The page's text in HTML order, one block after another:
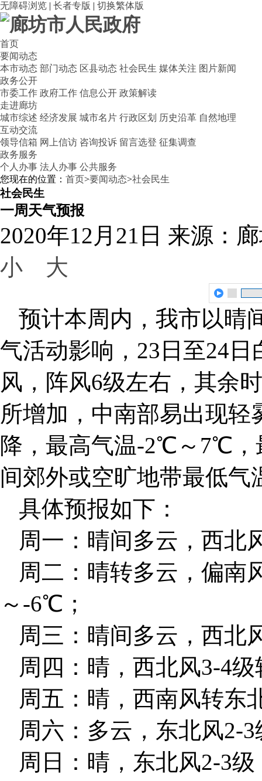
无障碍浏览 | 长者专版 | 切换繁体版
首页
要闻动态
本市动态 部门动态 区县动态 社会民生 媒体关注 图片新闻
政务公开
市委工作 政府工作 信息公开 政策解读
走进廊坊
城市综述 经济发展 城市名片 行政区划 历史沿革 自然地理
互动交流
领导信箱 网上信访 咨询投诉 留言选登 征集调查
政务服务
个人办事 法人办事 公共服务
您现在的位置： 首页>要闻动态>社会民生
社会民生
一周天气预报
2020年12月21日 来源：
小
大
预计本周内，我市以晴
气活动影响，23日至24
风，阵风6级左右，其余
所增加，中南部易出现
降，最高气温-2℃～7℃
间郊外或空旷地带最低
具体预报如下：
周一：晴间多云，西
周二：晴转多云，偏南
～-6℃；
周三：晴间多云，西
周四：晴，西北风3-4
周五：晴，西南风转
周六：多云，东北风2-
周日：晴，东北风2-3